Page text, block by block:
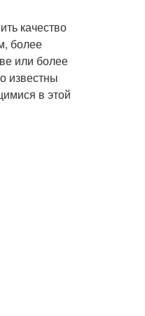
качество
более
или более
известны
в этой